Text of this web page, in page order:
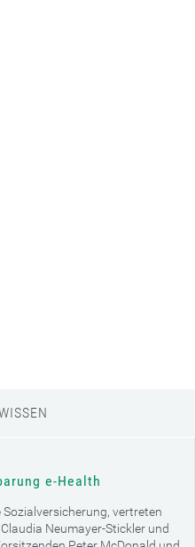
e-Health
Sozialversicherung, vertreten
Neumayer-Stickler und